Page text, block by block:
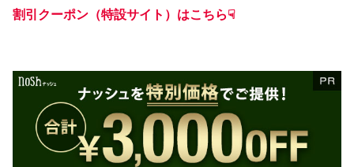
割引クーポン（特設サイト）はこちら☟